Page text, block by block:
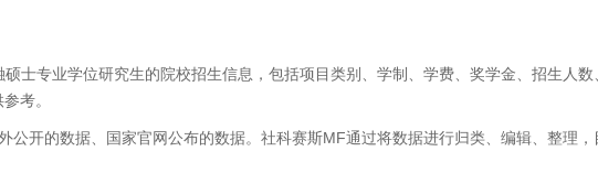
士专业学位研究生的院校招生信息，包括项目类别、学制、学费、奖学金、招生人
考。
公开的数据、国家官网公布的数据。社科赛斯MF通过将数据进行归类、编辑、整理